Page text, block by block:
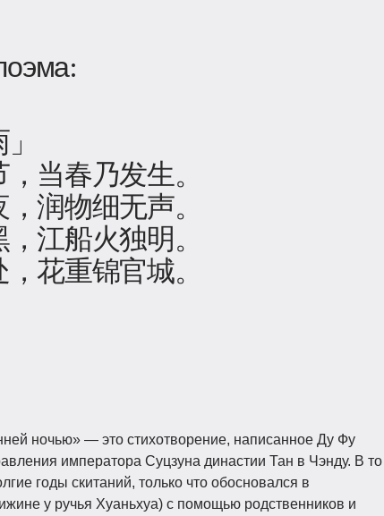
当春乃发生。
润物细无声。
江船火独明。
花重锦官城。
ночью» — это стихотворение, написанное Ду Фу
императора Суцзуна династии Тан в Чэнду. В то
годы скитаний, только что обосновался в
у ручья Хуаньхуа) с помощью родственников и